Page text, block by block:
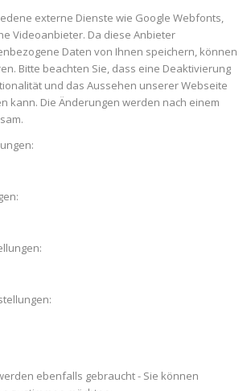
externe Dienste wie Google Webfonts,
Videoanbieter. Da diese Anbieter
Daten von Ihnen speichern, können
Bitte beachten Sie, dass eine Deaktivierung
und das Aussehen unserer Webseite
kann. Die Änderungen werden nach einem
ebenfalls gebraucht - Sie können